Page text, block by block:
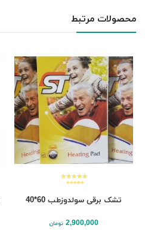
محصولات مرتبط
تشک برقی سولدوزطب 60*40
2,900,000 تومان